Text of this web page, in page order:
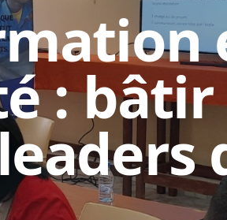
: bâtir